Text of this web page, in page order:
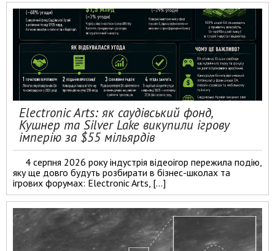
Electronic Arts: як саудівський фонд,
Кушнер та Silver Lake викупили ігрову
імперію за $55 мільярдів
4 серпня 2026 року індустрія відеоігор пережила подію,
яку ще довго будуть розбирати в бізнес-школах та
ігрових форумах: Electronic Arts, […]